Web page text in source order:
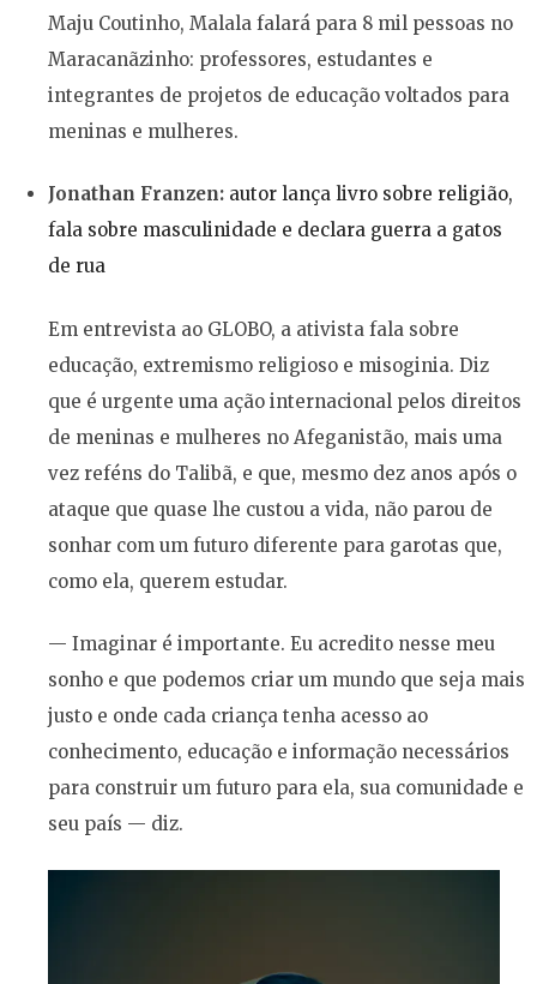
Maju Coutinho, Malala falará para 8 mil pessoas no
Maracanãzinho: professores, estudantes e
integrantes de projetos de educação voltados para
meninas e mulheres.
Jonathan Franzen: autor lança livro sobre religião,
fala sobre masculinidade e declara guerra a gatos
de rua
Em entrevista ao GLOBO, a ativista fala sobre
educação, extremismo religioso e misoginia. Diz
que é urgente uma ação internacional pelos direitos
de meninas e mulheres no Afeganistão, mais uma
vez reféns do Talibã, e que, mesmo dez anos após o
ataque que quase lhe custou a vida, não parou de
sonhar com um futuro diferente para garotas que,
como ela, querem estudar.
— Imaginar é importante. Eu acredito nesse meu
sonho e que podemos criar um mundo que seja mais
justo e onde cada criança tenha acesso ao
conhecimento, educação e informação necessários
para construir um futuro para ela, sua comunidade e
seu país — diz.